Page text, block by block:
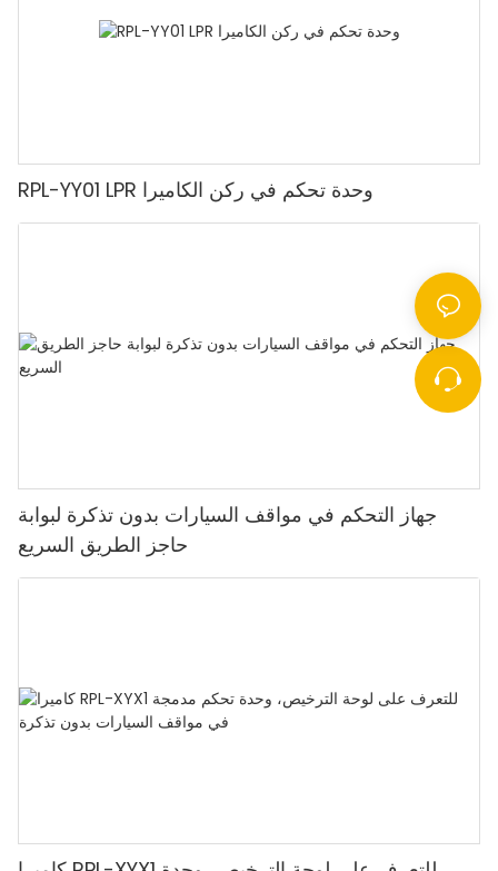
RPL-YY01 LPR وحدة تحكم في ركن الكاميرا
جهاز التحكم في مواقف السيارات بدون تذكرة لبوابة
حاجز الطريق السريع